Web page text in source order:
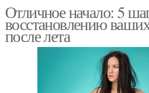
Отличное начало: 5
восстановлению
после лета